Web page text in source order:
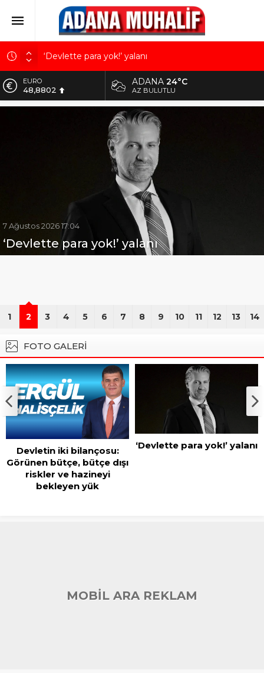
‘Devlette para yok!’ yalanı
Kuru meyve sektörü 2 milyar dolar ihracat hedefi
için Ankara’dan destek istedi
Mobilya ihracatında Avrupa ivmesi
Göz için “Akıllı Mercek” herkes için uygun mu?
Devletin iki bilançosu: Görünen bütçe, bütçe dışı
riskler ve hazineyi bekleyen yük
ALTIN
5.629,56
ADANA24°C
AZ BULUTLU
7 Ağustos 2026 17:04
‘Devlette para yok!’ yalanı
1 2 3 4 5 6 7 8 9 10 11 12 13 14
FOTO GALERİ
‘Devlette para yok!’ yalanı
MOBİL ARA REKLAM